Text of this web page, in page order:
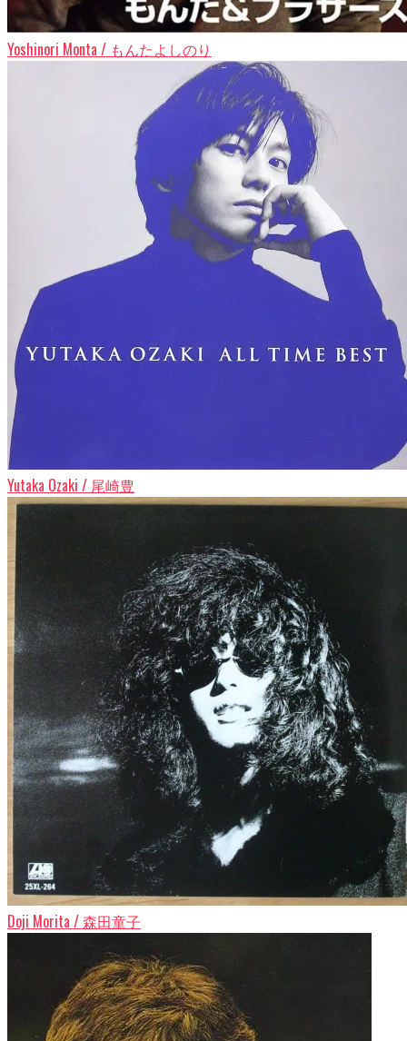
Yoshinori Monta / もんたよしのり
Yutaka Ozaki / 尾崎豊
Doji Morita / 森田童子